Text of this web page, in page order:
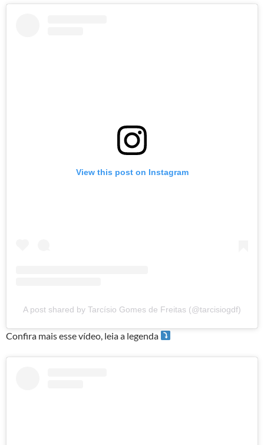
View this post on Instagram
A post shared by Tarcísio Gomes de Freitas (@tarcisiogdf)
Confira mais esse vídeo, leia a legenda